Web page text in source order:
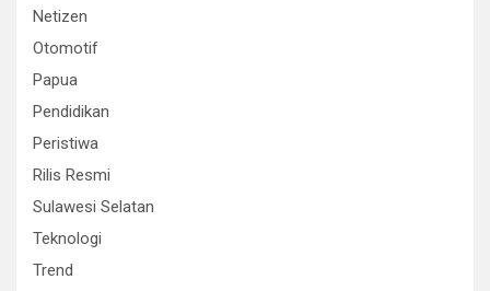
Netizen
Otomotif
Papua
Pendidikan
Peristiwa
Rilis Resmi
Sulawesi Selatan
Teknologi
Trend